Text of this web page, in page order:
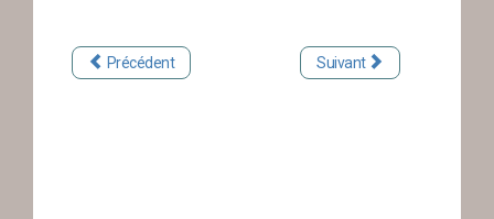
Précédent Suivant